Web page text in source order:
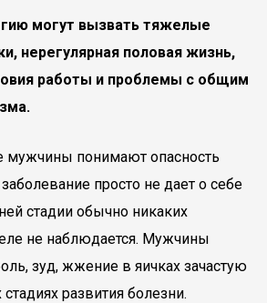
могут вызвать тяжелые
нерегулярная половая жизнь,
работы и проблемы с общим
мужчины понимают опасность
просто не дает о себе
стадии обычно никаких
не наблюдается. Мужчины
зуд, жжение в яичках зачастую
развития болезни.